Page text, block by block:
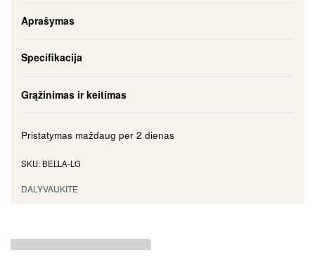
Aprašymas
Specifikacija
Grąžinimas ir keitimas
Pristatymas maždaug per 2 dienas
BELLA-LG
DALYVAUKITE